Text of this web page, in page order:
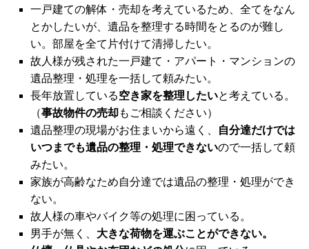
一戸建ての解体・売却を考えているため、全てをなん
とかしたいが、遺品を整理する時間をとるのが難し
い。部屋を全て片付けて清掃したい。
故人様が残された一戸建て・アパート・マンションの
遺品整理・処理を一括して頼みたい。
長年放置している空き家を整理したいと考えている。
（事故物件の売却もご相談ください）
遺品整理の現場がお住まいから遠く、 自分達だけでは
いつまでも遺品の整理・処理できないので一括して頼
みたい。
家族が高齢なため自分達では遺品の整理・処理ができ
ない。
故人様の車やバイク等の処理に困っている。
男手が無く、 大きな荷物を運ぶことができない。